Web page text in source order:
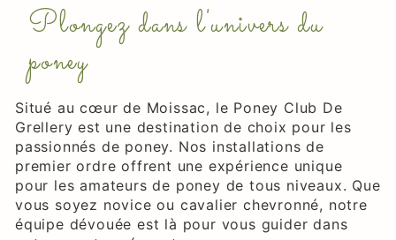
Plongez dans l'univers du
poney
Situé au cœur de Moissac, le Poney Club De
Grellery est une destination de choix pour les
passionnés de poney. Nos installations de
premier ordre offrent une expérience unique
pour les amateurs de poney de tous niveaux. Que
vous soyez novice ou cavalier chevronné, notre
équipe dévouée est là pour vous guider dans